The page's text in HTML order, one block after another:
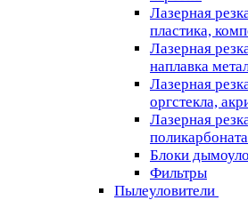
Лазерная
пластика,
Лазерная
наплавка
Лазерная
оргстекла,
Лазерная
поликарбоната
Блоки
Фильтры
Пылеуловители